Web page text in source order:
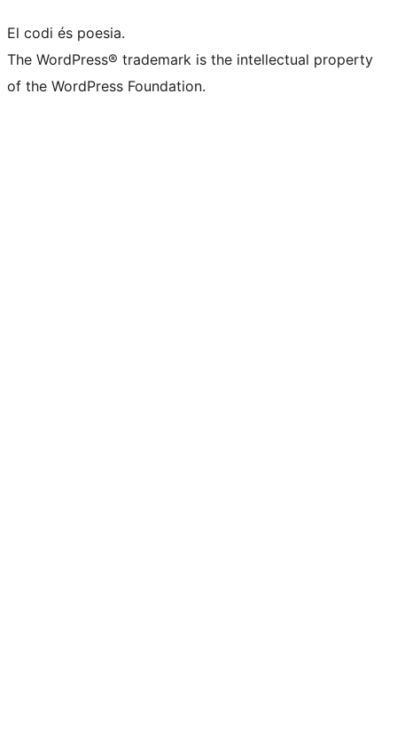
El codi és poesia.
The WordPress® trademark is the intellectual property
of the WordPress Foundation.